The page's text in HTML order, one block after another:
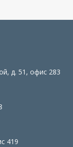
д. 51, офис 283
419